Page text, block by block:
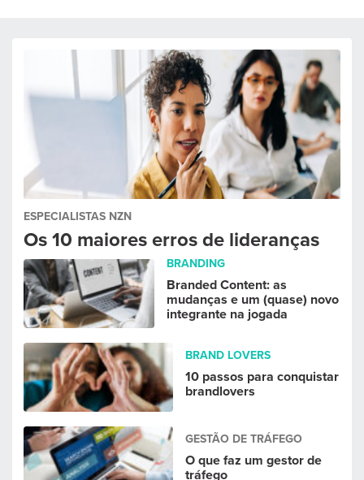
ESPECIALISTAS NZN
Os 10 maiores erros de lideranças
BRANDING
Branded Content: as
mudanças e um (quase) novo
integrante na jogada
BRAND LOVERS
10 passos para conquistar
brandlovers
GESTÃO DE TRÁFEGO
O que faz um gestor de
tráfego